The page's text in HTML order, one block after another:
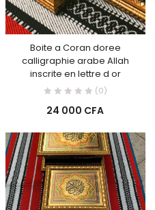
Boite a Coran doree
calligraphie arabe Allah
inscrite en lettre d or
(0)
24 000 CFA